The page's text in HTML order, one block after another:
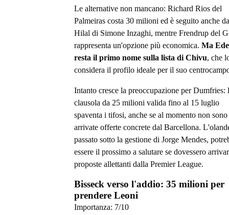
Le alternative non mancano: Richard Rios del
Palmeiras costa 30 milioni ed è seguito anche
Hilal di Simone Inzaghi, mentre Frendrup del
rappresenta un'opzione più economica. Ma
resta il primo nome sulla lista di Chivu, che
considera il profilo ideale per il suo
Intanto cresce la preoccupazione per Dumfries:
clausola da 25 milioni valida fino al 15 luglio
spaventa i tifosi, anche se al momento non sono
arrivate offerte concrete dal Barcellona.
passato sotto la gestione di Jorge Mendes,
essere il prossimo a salutare se dovessero
proposte allettanti dalla Premier League.
Bisseck verso l'addio: 35 milioni per
prendere Leoni
Importanza: 7/10